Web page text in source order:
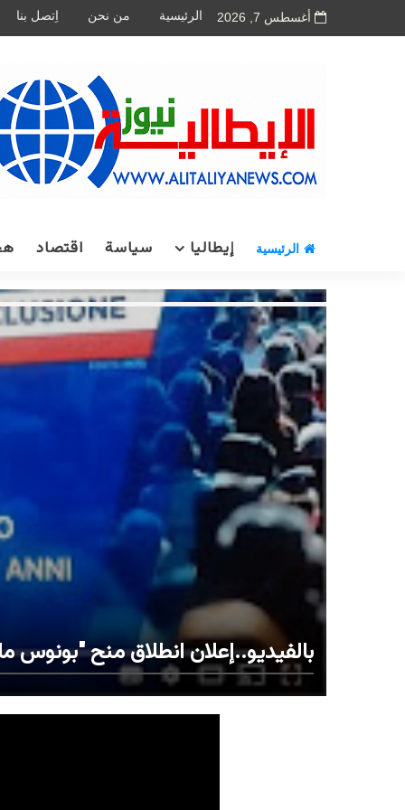
أغسطس 7, 2026 الرئيسية من نحن اِتصل بنا
الرئيسية إيطاليا سياسة اقتصاد
بالفيديو..إعلان انطلاق منح "بونوس